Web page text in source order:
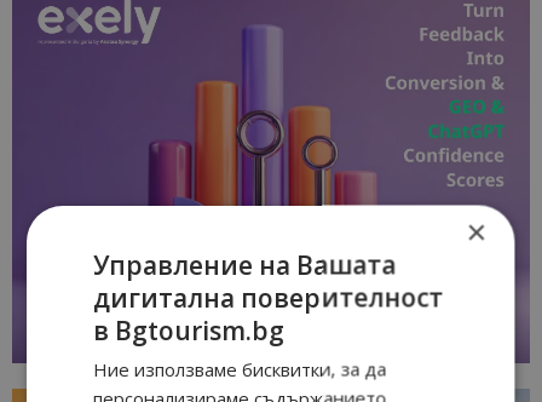
×
Управление на Вашата
дигитална поверителност
в Bgtourism.bg
Ние използваме бисквитки, за да